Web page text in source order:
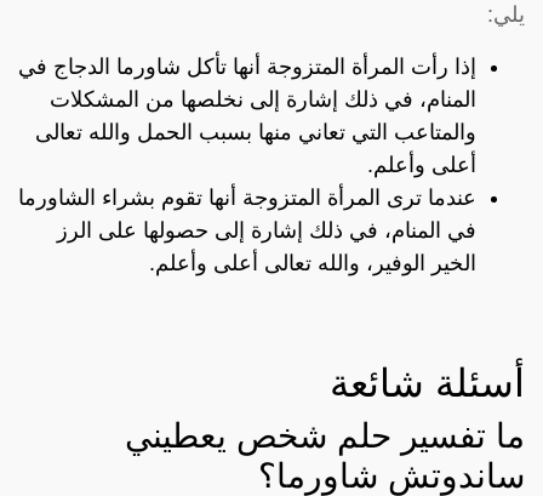
يلي:
إذا رأت المرأة المتزوجة أنها تأكل شاورما الدجاج في
المنام، في ذلك إشارة إلى نخلصها من المشكلات
والمتاعب التي تعاني منها بسبب الحمل والله تعالى
أعلى وأعلم.
عندما ترى المرأة المتزوجة أنها تقوم بشراء الشاورما
في المنام، في ذلك إشارة إلى حصولها على الرز
الخير الوفير، والله تعالى أعلى وأعلم.
أسئلة شائعة
ما تفسير حلم شخص يعطيني
ساندوتش شاورما؟